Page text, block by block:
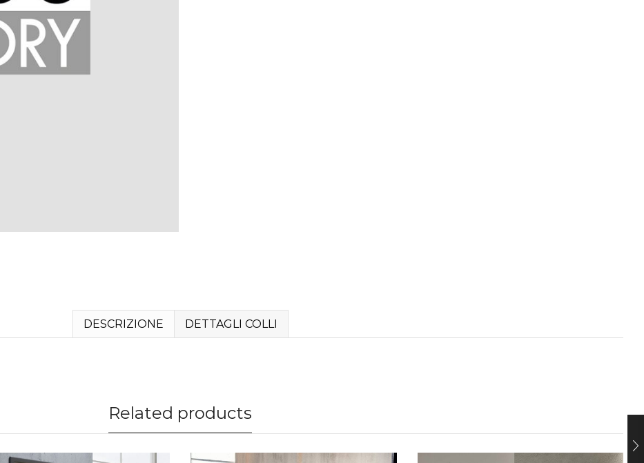
DESCRIZIONE DETTAGLI COLLI
Related products